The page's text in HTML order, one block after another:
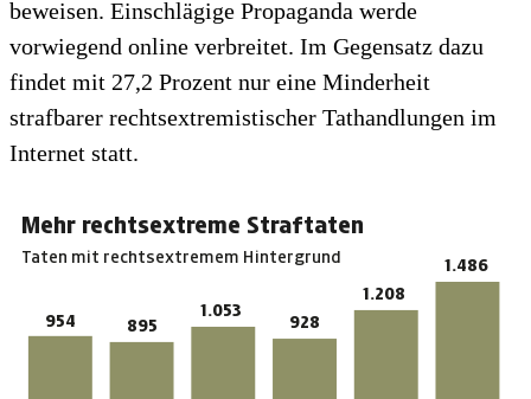
beweisen. Einschlägige Propaganda werde
vorwiegend online verbreitet. Im Gegensatz dazu
findet mit 27,2 Prozent nur eine Minderheit
strafbarer rechtsextremistischer Tathandlungen im
Internet statt.
Das Balkendiagramm zeigt die Entwicklung